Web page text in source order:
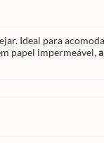
Ideal para
papel impermeável,